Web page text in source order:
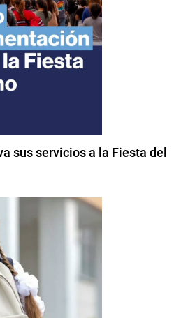
sus servicios a la Fiesta del